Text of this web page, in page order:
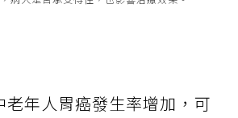
老年人胃癌發生率增加，可